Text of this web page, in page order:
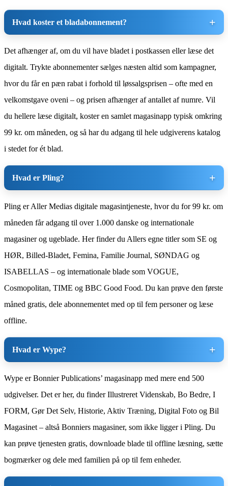
Hvad koster et bladabonnement?
Det afhænger af, om du vil have bladet i postkassen eller læse det
digitalt. Trykte abonnementer sælges næsten altid som kampagner,
hvor du får en pæn rabat i forhold til løssalgsprisen – ofte med en
velkomstgave oveni – og prisen afhænger af antallet af numre. Vil
du hellere læse digitalt, koster en samlet magasinapp typisk omkring
99 kr. om måneden, og så har du adgang til hele udgiverens katalog
i stedet for ét blad.
Hvad er Pling?
Pling er Aller Medias digitale magasintjeneste, hvor du for 99 kr. om
måneden får adgang til over 1.000 danske og internationale
magasiner og ugeblade. Her finder du Allers egne titler som SE og
HØR, Billed-Bladet, Femina, Familie Journal, SØNDAG og
ISABELLAS – og internationale blade som VOGUE,
Cosmopolitan, TIME og BBC Good Food. Du kan prøve den første
måned gratis, dele abonnementet med op til fem personer og læse
offline.
Hvad er Wype?
Wype er Bonnier Publications’ magasinapp med mere end 500
udgivelser. Det er her, du finder Illustreret Videnskab, Bo Bedre, I
FORM, Gør Det Selv, Historie, Aktiv Træning, Digital Foto og Bil
Magasinet – altså Bonniers magasiner, som ikke ligger i Pling. Du
kan prøve tjenesten gratis, downloade blade til offline læsning, sætte
bogmærker og dele med familien på op til fem enheder.